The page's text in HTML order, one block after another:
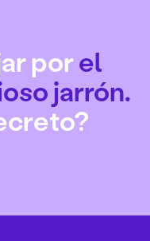
porel
jarrón.